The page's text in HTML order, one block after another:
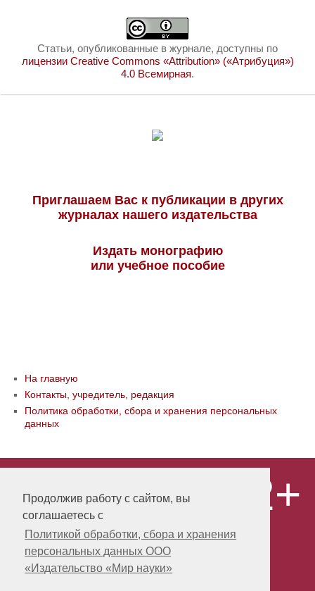
Продолжив работу с сайтом, вы
соглашаетесь с
Политикой обработки, сбора и хранения
персональных данных ООО
«Издательство «Мир науки»
Статьи, опубликованные в журнале, доступны по
лицензии Creative Commons «Attribution» («Атрибуция»)
4.0 Всемирная.
Приглашаем Вас к публикации в других
журналах нашего издательства
Издать монографию
или учебное пособие
На главную
Контакты, учредитель, редакция
Политика обработки, сбора и хранения персональных
данных
«Publishing company «World of science»,
LLC Материалы, размещенные на сайте,
охраняются Законом о защите авторских
прав. Публикация любых материалов
этого сайта запрещена без
предварительного согласования с
издательством. Авторские права на
12+